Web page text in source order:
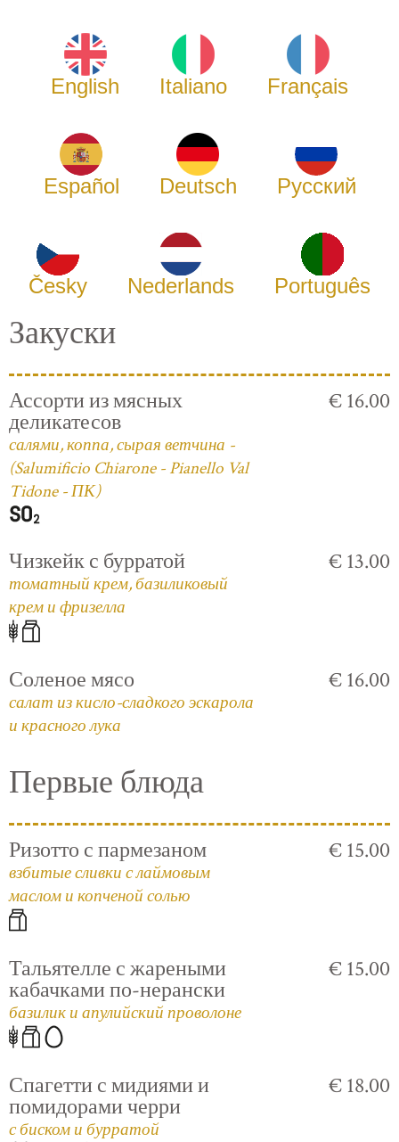
English Italiano Français
Español Deutsch Русский
Česky Nederlands Português
Закуски
Ассорти из мясных
деликатесов
салями, коппа, сырая ветчина -
(Salumificio Chiarone - Pianello Val
Tidone - ПК)
€ 16.00
Чизкейк с бурратой
томатный крем, базиликовый
крем и фризелла
€ 13.00
Соленое мясо
салат из кисло-сладкого эскарола
и красного лука
€ 16.00
Первые блюда
Ризотто с пармезаном
взбитые сливки с лаймовым
маслом и копченой солью
€ 15.00
Тальятелле с жареными
кабачками по-нерански
базилик и апулийский проволоне
€ 15.00
Спагетти с мидиями и
помидорами черри
с биском и бурратой
€ 18.00